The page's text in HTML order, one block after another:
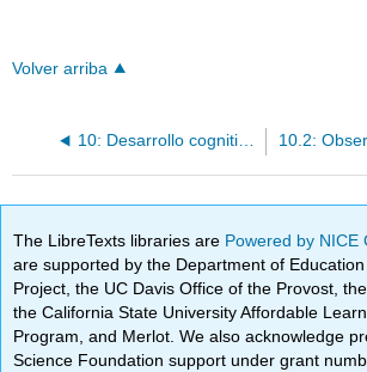
Volver arriba
10: Desarrollo cognitivo- estrategias en el cuidado grupal
The LibreTexts libraries are Powered by
are supported by the Department of
Project, the UC Davis Office of the Provost,
the California State University Affordable
Program, and Merlot. We also acknowledge
Science Foundation support under grant